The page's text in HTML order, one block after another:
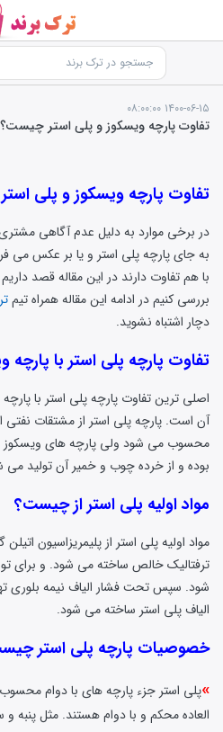
۱۴۰۰-۰۶-۱۵ ۰۸:۰۰:۰۰
تفاوت پارچه ویسکوز و پلی استر چیست؟
تفاوت پارچه ویسکوز و پلی استر
در برخی موارد به دلیل عدم آگاهی مشتری
به جای پارچه پلی استر و یا بر عکس می
با هم تفاوت دارند در این مقاله قصد
بررسی کنیم در ادامه این مقاله همراه تیم
دچار اشتباه نشوید.
تفاوت پارچه پلی استر با پارچه
اصلی ترین تفاوت پارچه پلی استر با
آن است. پارچه پلی استر از مشتقات
محسوب می شود ولی پارچه های ویسکوز
بوده و از خرده چوب و خمیر آن تولید می
مواد اولیه پلی استر از چیست؟
مواد اولیه پلی استر از پلیمریزاسیون
ترفتالیک خالص ساخته می شود. و برای
شود. سپس تحت فشار الیاف نیمه بلوری
الیاف پلی استر ساخته می شود.
خصوصیات پارچه پلی استر
»پلی استر جزء پارچه های با دوام
العاده محکم و با دوام هستند. مثل پنبه و